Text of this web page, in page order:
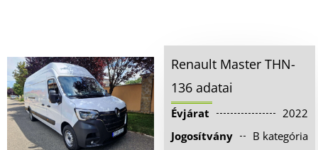
Ponyvás kisteherautó
bérlés
Kisáruszállító bérlés
Kisbusz bérlés
Renault Master THN-
136 adatai
Évjárat
2022
Jogosítvány
B kategória